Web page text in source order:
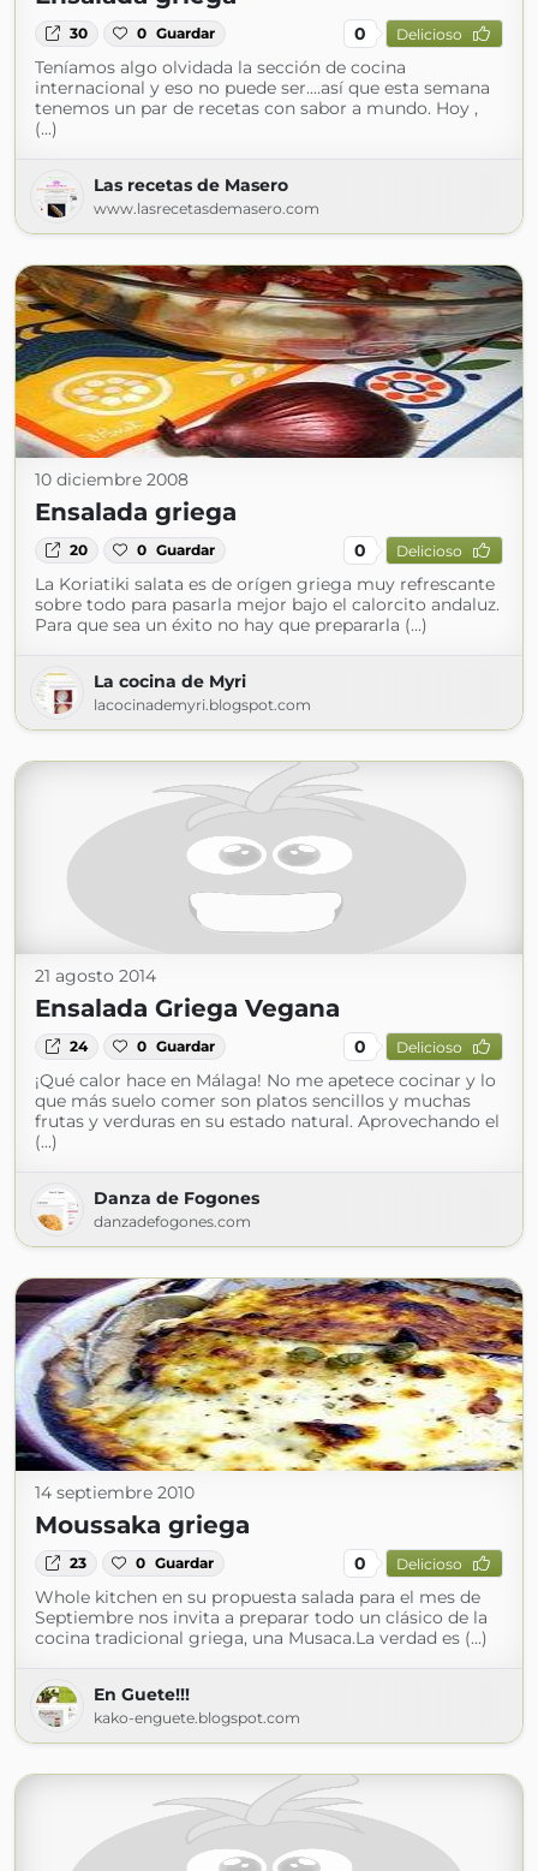
30 0 Guardar 0 Delicioso
Teníamos algo olvidada la sección de cocina
internacional y eso no puede ser....así que esta semana
tenemos un par de recetas con sabor a mundo. Hoy ,
(...)
Las recetas de Masero
www.lasrecetasdemasero.com
10 diciembre 2008
Ensalada griega
20 0 Guardar 0 Delicioso
La Koriatiki salata es de orígen griega muy refrescante
sobre todo para pasarla mejor bajo el calorcito andaluz.
Para que sea un éxito no hay que prepararla (...)
La cocina de Myri
lacocinademyri.blogspot.com
21 agosto 2014
Ensalada Griega Vegana
24 0 Guardar 0 Delicioso
¡Qué calor hace en Málaga! No me apetece cocinar y lo
que más suelo comer son platos sencillos y muchas
frutas y verduras en su estado natural. Aprovechando el
(...)
Danza de Fogones
danzadefogones.com
14 septiembre 2010
Moussaka griega
23 0 Guardar 0 Delicioso
Whole kitchen en su propuesta salada para el mes de
Septiembre nos invita a preparar todo un clásico de la
cocina tradicional griega, una Musaca.La verdad es (...)
En Guete!!!
kako-enguete.blogspot.com